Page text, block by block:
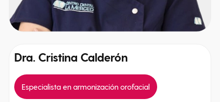
Dra. Cristina Calderón
Especialista en armonización orofacial